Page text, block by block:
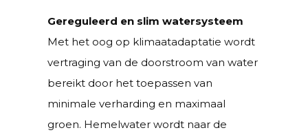
Gereguleerd en slim watersysteem
Met het oog op klimaatadaptatie wordt
vertraging van de doorstroom van water
bereikt door het toepassen van
minimale verharding en maximaal
groen. Hemelwater wordt naar de